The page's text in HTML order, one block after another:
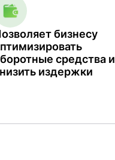
бизнесу
средства и
издержки